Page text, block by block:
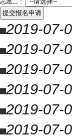
志愿二：
2019-07-
2019-07-
2019-07-
2019-07-
2019-07-
2019-07-